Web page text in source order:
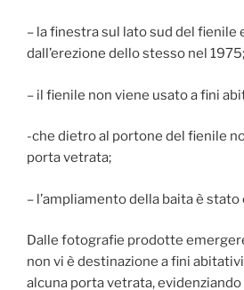
– la finestra sul lato sud del fienile
dall’erezione dello stesso nel 1975;
– il fienile non viene usato a fini
-che dietro al portone del fienile
porta vetrata;
– l’ampliamento della baita è
Dalle fotografie prodotte
non vi è destinazione a fini
alcuna porta vetrata,